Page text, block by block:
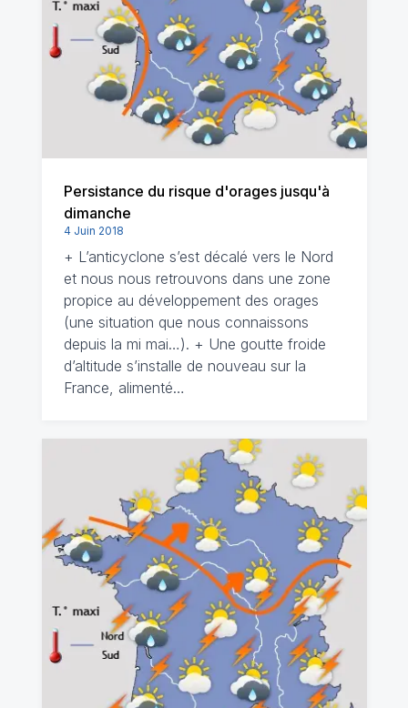
Persistance du risque d'orages jusqu'à
dimanche
4 Juin 2018
+ L’anticyclone s’est décalé vers le Nord
et nous nous retrouvons dans une zone
propice au développement des orages
(une situation que nous connaissons
depuis la mi mai…). + Une goutte froide
d’altitude s’installe de nouveau sur la
France, alimenté…